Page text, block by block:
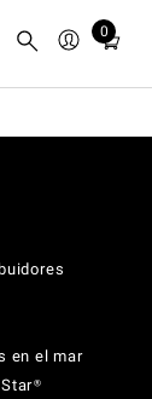
0
Total
cart:
en el mar